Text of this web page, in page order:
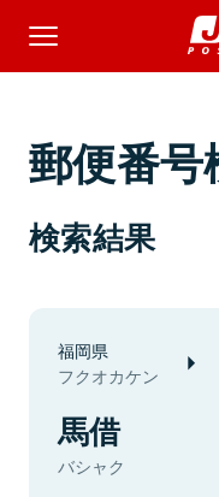
郵便番号
検索結果
福岡県
フクオカケン
馬借
バシャク